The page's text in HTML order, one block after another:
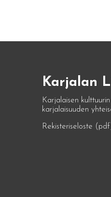
Karjalan
Karjalaisen
karjalaisuuden
Rekisteriseloste